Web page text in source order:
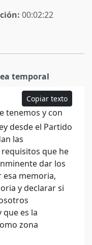
00:02:22
temporal
Copiar texto
tenemos y con
desde el Partido
las
que he
dar los
memoria,
y declarar si
es la
zona